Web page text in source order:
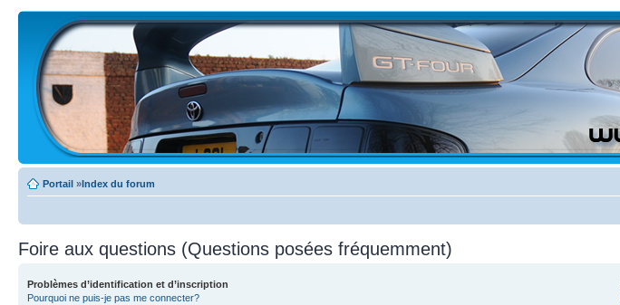
Portail »Index du forum
Foire aux questions (Questions posées fréquemment)
Problèmes d’identification et d’inscription
Pourquoi ne puis-je pas me connecter?